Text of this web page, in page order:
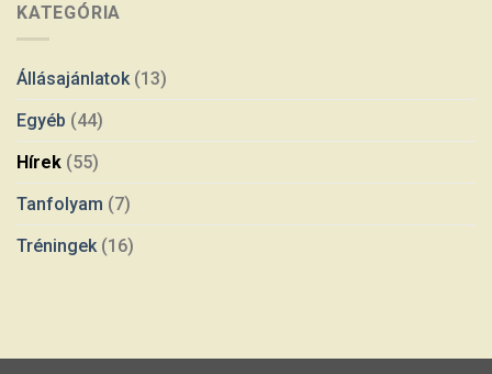
KATEGÓRIA
Állásajánlatok(13)
Egyéb (44)
Hírek (55)
Tanfolyam (7)
Tréningek(16)